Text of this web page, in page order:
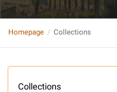
Homepage Collections
Collections